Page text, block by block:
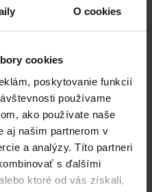
O cookies
cookies
poskytovanie funkcií
používame
ako používate naše
aj našim partnerom v
a analýzy. Títo partneri
s ďalšími
ktoré od vás získali,
INTEX
s nafukovacím dnom,